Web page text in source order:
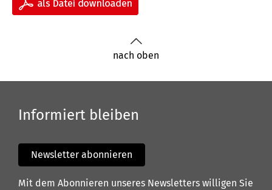
nach oben
Informiert bleiben
Newsletter abonnieren
Mit dem Abonnieren unseres Newsletters willigen Sie